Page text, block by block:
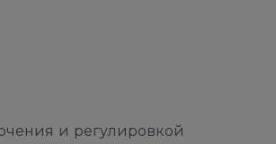
и регулировкой